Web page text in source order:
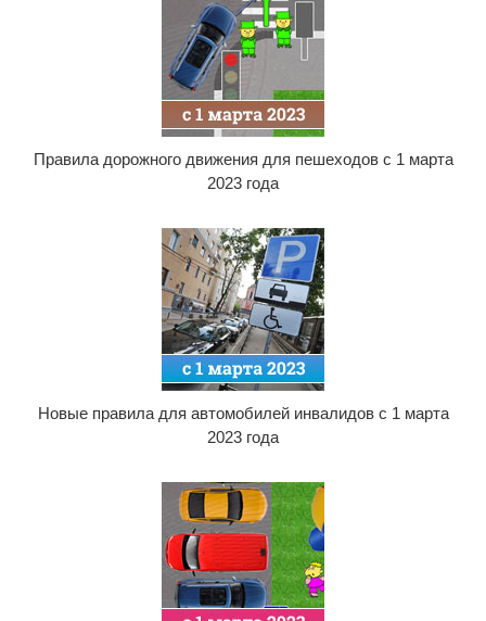
Правила дорожного движения для пешеходов с 1 марта
2023 года
Новые правила для автомобилей инвалидов с 1 марта
2023 года